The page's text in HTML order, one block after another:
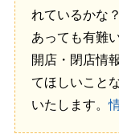
れているかな
あっても有難
開店・閉店情
てほしいこと
いたします。